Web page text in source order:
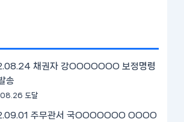
채권자 강OOOOOOO 보정명령
송
도달
주무관서 국OOOOOOO OOOO